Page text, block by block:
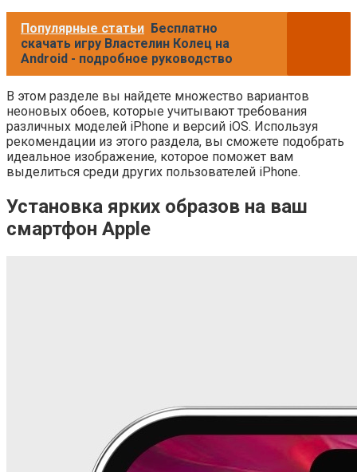
Популярные статьи Бесплатно
скачать игру Властелин Колец на
Android - подробное руководство
В этом разделе вы найдете множество вариантов
неоновых обоев, которые учитывают требования
различных моделей iPhone и версий iOS. Используя
рекомендации из этого раздела, вы сможете подобрать
идеальное изображение, которое поможет вам
выделиться среди других пользователей iPhone.
Установка ярких образов на ваш
смартфон Apple